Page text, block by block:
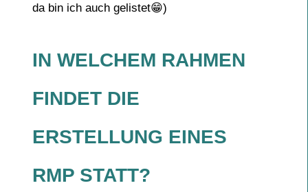
da bin ich auch gelistet😁)
IN WELCHEM RAHMEN
FINDET DIE
ERSTELLUNG EINES
RMP STATT?